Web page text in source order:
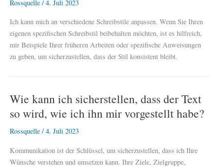
Rossquelle / 4. Juli 2023
Ich kann mich an verschiedene Schreibstile anpassen. Wenn Sie Ihren
eigenen spezifischen Schreibstil beibehalten möchten, ist es hilfreich,
mir Beispiele Ihrer früheren Arbeiten oder spezifische Anweisungen
zu geben, um sicherzustellen, dass der Stil konsistent bleibt.
Wie kann ich sicherstellen, dass der Text
so wird, wie ich ihn mir vorgestellt habe?
Rossquelle / 4. Juli 2023
Kommunikation ist der Schlüssel, um sicherzustellen, dass ich Ihre
Wünsche verstehen und umsetzen kann. Ihre Ziele, Zielgruppe,